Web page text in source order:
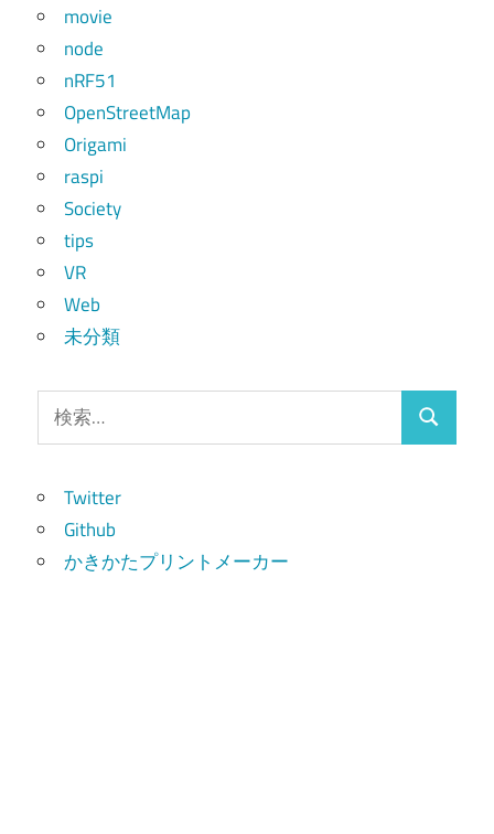
movie
node
nRF51
OpenStreetMap
Origami
raspi
Society
tips
VR
Web
未分類
索:
検
Twitter
Github
かきかたプリントメーカー